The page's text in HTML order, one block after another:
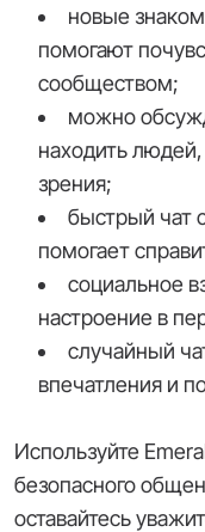
новые
помогают
сообществом;
можно
находить
зрения;
быстрый чат
помогает
социальное
настроение в
случайный
впечатления и
Используйте
безопасного
оставайтесь